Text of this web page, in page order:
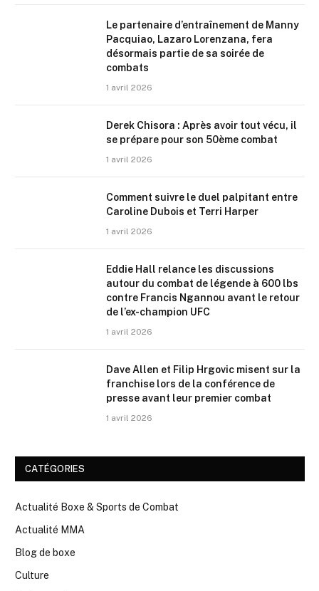
Le partenaire d’entraînement de Manny
Pacquiao, Lazaro Lorenzana, fera
désormais partie de sa soirée de
combats
1 avril 2026
Derek Chisora : Après avoir tout vécu, il
se prépare pour son 50ème combat
1 avril 2026
Comment suivre le duel palpitant entre
Caroline Dubois et Terri Harper
1 avril 2026
Eddie Hall relance les discussions
autour du combat de légende à 600 lbs
contre Francis Ngannou avant le retour
de l’ex-champion UFC
1 avril 2026
Dave Allen et Filip Hrgovic misent sur la
franchise lors de la conférence de
presse avant leur premier combat
1 avril 2026
CATÉGORIES
Actualité Boxe & Sports de Combat
Actualité MMA
Blog de boxe
Culture